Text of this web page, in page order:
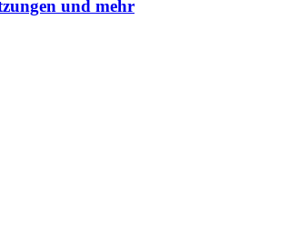
und mehr